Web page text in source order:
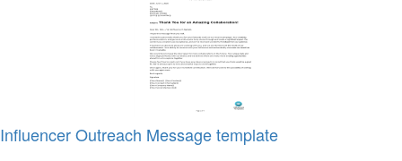
Influencer Outreach Message template